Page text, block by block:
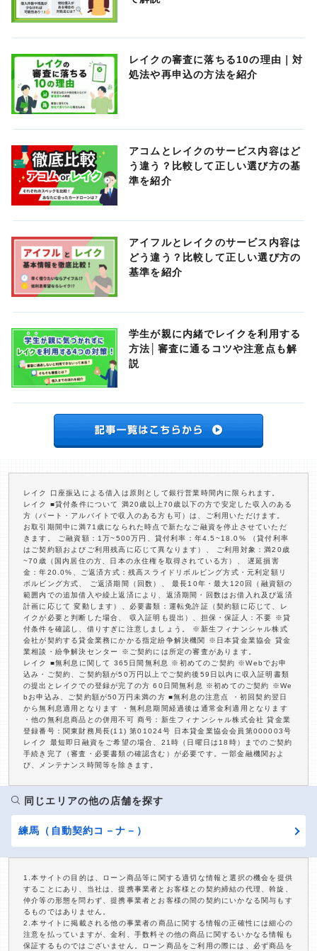
レイクの審査に落ちる10の理由｜対
処法や再申込の方法を紹介
アコムとレイクのサービス内容はど
う違う？比較して正しい選び方の基
準を紹介
アイフルとレイクのサービス内容は
どう違う？比較して正しい選び方の
基準を紹介
学生が親に内緒でレイクを利用する
方法│審査に通るコツや注意点も解
説
レイク 口座振込による借入は原則として銀行営業時間内に限られます。
レイク ■貸付条件について 満20歳以上70歳以下の方で安定した収入のある
方（パート・アルバイトで収入のある方も可）は、ご利用いただけます。
お取引期間中に満71歳になられた時点で新たなご融資を停止させていただ
きます。 ご融資額：1万~500万円、貸付利率：年4.5~18.0% （貸付利率
はご契約額およびご利用残高に応じて異なります）、 ご利用対象：満20歳
~70歳（国内居住の方、日本の永住権を取得されている方）、 遅延損害
金：年20.0%、ご返済方式：残高スライドリボルビング方式・元利定額リ
ボルビング方式、 ご返済期間（回数）、 最長10年・最大120回（融資額の
範囲内での追加借入や繰上返済により、返済期間・回数はお借入れ及び返済
計画に応じて 変動します）、必要書類：運転免許証（契約額に応じて、レ
イクが必要と判断した場合、 収入証明も提出）、担保・保証人：不要 ※貸
付条件を確認し、借りすぎに注意しましょう。 ※新生フィナンシャル株式
会社が契約する貸金業務にかかる指定紛争解決機関 ※日本貸金業協会 貸金
業相談・紛争解決センター ※ご契約には所定の審査があります。
レイク ■無利息に関して 365日間無利息 ※初めてのご契約 ※Webでお申
込み・ご契約、ご契約額が50万円以上でご契約後59日以内に収入証明書類
の提出とレイクでの登録が完了の方 60日間無利息 ※初めてのご契約 ※We
bお申込み、ご契約額が50万円未満の方 ■無利息の注意点 ・初回契約翌日
から無利息適用となります ・無利息期間経過後は通常金利適用となります
・他の無利息商品との併用不可 商号：新生フィナンシャル株式会社 貸金業
登録番号：関東財務局長(11) 第01024号 日本貸金業協会会員第000003号
レイク 最短即日融資をご希望の場合、21時（日曜日は18時）までのご契約
手続き完了（審査・必要書類の確認含む）が必要です。一部金融機関およ
び、メンテナンス時間等を除きます。
同じエリアの他の店舗を探す
練馬（自動契約コ－ナ－）
1.本サイトの目的は、ローン商品等に関する適切な情報と選択の機会を提供
することにあり、当社は、提携事業者とお客様との契約締結の代理、斡旋、
仲介等の形態を問わず、提携事業者とお客様の間の契約にいかなる関与もす
るものではありません。
2.本サイトに掲載される他の事業者の商品に関する情報の正確性には細心の
注意を払っていますが、金利、手数料その他の商品に関するいかなる情報も
保証するものではございません。ローン商品をご利用の際には、必ず商品を